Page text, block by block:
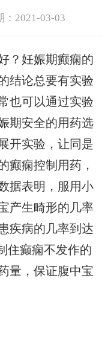
：2021-03-03
妊娠期癫痫的
结论总要有实验
也可以通过实验
期安全的用药选
开实验，让同是
癫痫控制用药，
据表明，服用小
产生畸形的几率
疾病的几率到达
住癫痫不发作的
量，保证腹中宝